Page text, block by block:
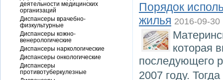
Порядок
жилья 2016-09-30
которая
последующего
2007 году.
деятельности медицинских
организаций
Диспансеры врачебно-
физкультурные
Диспансеры кожно-
венерологические
Диспансеры наркологические
Диспансеры онкологические
Диспансеры
противотуберкулезные